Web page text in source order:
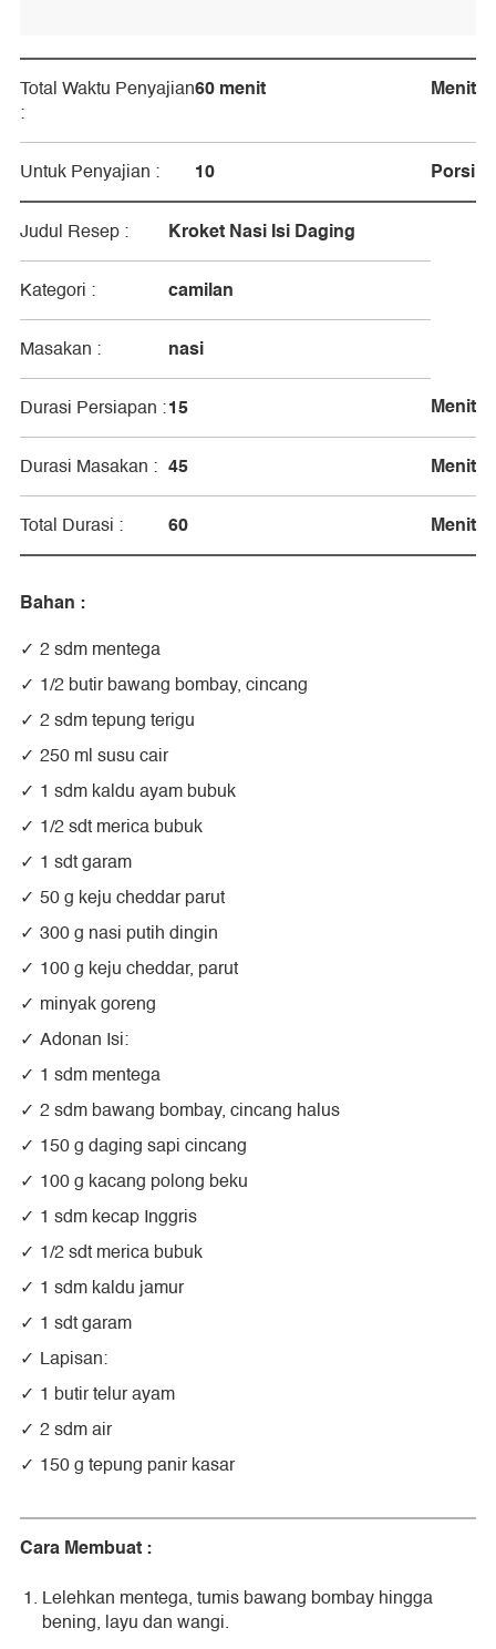
Total Waktu Penyajian
:
60 menit Menit
Untuk Penyajian : 10 Porsi
Judul Resep : Kroket Nasi Isi Daging
Kategori : camilan
Masakan : nasi
Durasi Persiapan :15 Menit
Durasi Masakan : 45 Menit
Total Durasi : 60 Menit
Bahan :
2 sdm mentega
1/2 butir bawang bombay, cincang
2 sdm tepung terigu
250 ml susu cair
1 sdm kaldu ayam bubuk
1/2 sdt merica bubuk
1 sdt garam
50 g keju cheddar parut
300 g nasi putih dingin
100 g keju cheddar, parut
minyak goreng
Adonan Isi:
1 sdm mentega
2 sdm bawang bombay, cincang halus
150 g daging sapi cincang
100 g kacang polong beku
1 sdm kecap Inggris
1/2 sdt merica bubuk
1 sdm kaldu jamur
1 sdt garam
Lapisan:
1 butir telur ayam
2 sdm air
150 g tepung panir kasar
Cara Membuat :
Lelehkan mentega, tumis bawang bombay hingga
bening, layu dan wangi.